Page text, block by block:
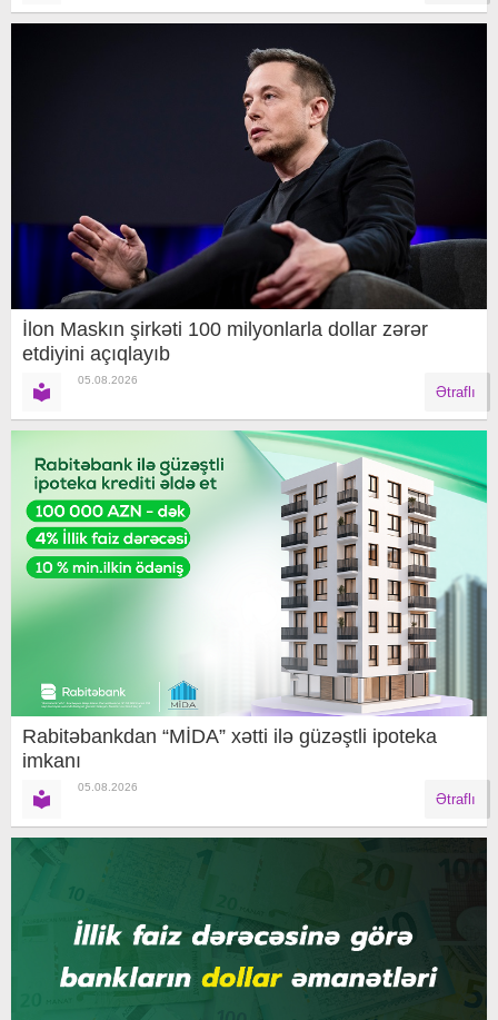
İlon Maskın şirkəti 100 milyonlarla dollar zərər
etdiyini açıqlayıb
05.08.2026
Ətraflı
Rabitəbankdan “MİDA” xətti ilə güzəştli ipoteka
imkanı
05.08.2026
Ətraflı